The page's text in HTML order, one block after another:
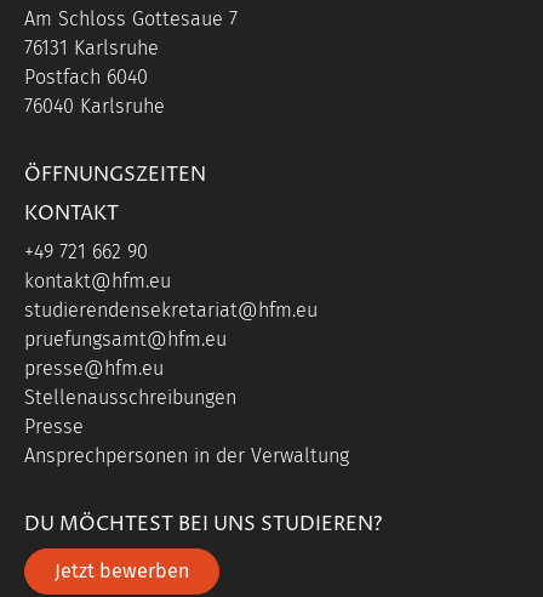
Am Schloss Gottesaue 7
76131 Karlsruhe
Postfach 6040
76040 Karlsruhe
ÖFFNUNGSZEITEN
KONTAKT
+49 721 662 90
kontakt@hfm.eu
studierendensekretariat@hfm.eu
pruefungsamt@hfm.eu
presse@hfm.eu
Stellenausschreibungen
Presse
Ansprechpersonen in der Verwaltung
DU MÖCHTEST BEI UNS STUDIEREN?
Jetzt bewerben